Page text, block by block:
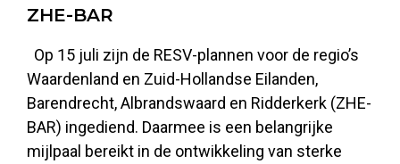
ZHE-BAR
Op 15 juli zijn de RESV-plannen voor de regio’s
Waardenland en Zuid-Hollandse Eilanden,
Barendrecht, Albrandswaard en Ridderkerk (ZHE-
BAR) ingediend. Daarmee is een belangrijke
mijlpaal bereikt in de ontwikkeling van sterke